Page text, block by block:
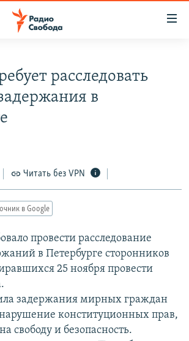
РАССЫЛКУ
расследовать
в
Читать без VPN
в Google
провести расследование
в Петербурге сторонников
25 ноября провести
задержания мирных граждан
конституционных прав,
свободу и безопасность.